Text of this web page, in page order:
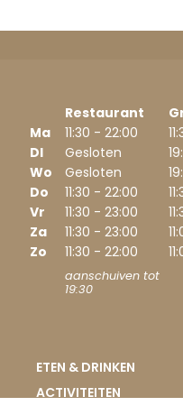
Restaurant
Ma
11:30 - 22:00
DI
Gesloten
Wo
Gesloten
Do
11:30 - 22:00
Vr
11:30 - 23:00
Za
11:30 - 23:00
Zo
11:30 - 22:00
aanschuiven tot
19:30
ETEN & DRINKEN
ACTIVITEITEN